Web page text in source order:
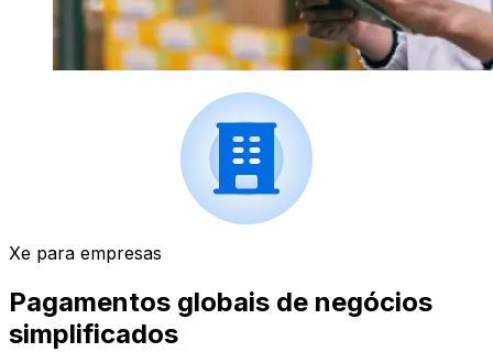
Xe para empresas
Pagamentos globais de negócios
simplificados